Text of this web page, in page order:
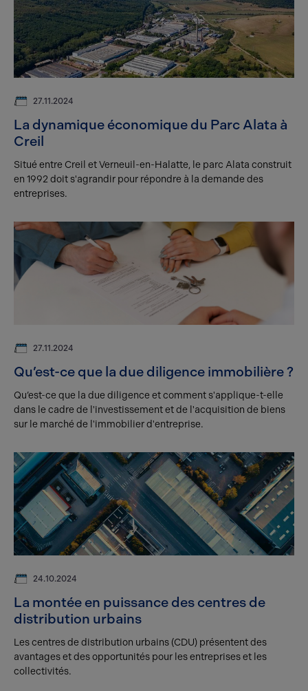
27.11.2024
La dynamique économique du Parc Alata à
Creil
Situé entre Creil et Verneuil-en-Halatte, le parc Alata construit
en 1992 doit s'agrandir pour répondre à la demande des
entreprises.
27.11.2024
Qu’est-ce que la due diligence immobilière ?
Qu’est-ce que la due diligence et comment s'applique-t-elle
dans le cadre de l'investissement et de l'acquisition de biens
sur le marché de l'immobilier d'entreprise.
24.10.2024
La montée en puissance des centres de
distribution urbains
Les centres de distribution urbains (CDU) présentent des
avantages et des opportunités pour les entreprises et les
collectivités.